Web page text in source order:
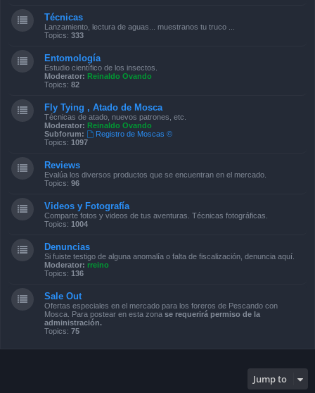
Técnicas
Lanzamiento, lectura de aguas... muestranos tu truco ...
Topics: 333
Entomología
Estudio científico de los insectos.
Moderator: Reinaldo Ovando
Topics: 82
Fly Tying , Atado de Mosca
Técnicas de atado, nuevos patrones, etc.
Moderator: Reinaldo Ovando
Subforum:
Registro de Moscas ©
Topics: 1097
Reviews
Evalúa los diversos productos que se encuentran en el mercado.
Topics: 96
Videos y Fotografía
Comparte fotos y videos de tus aventuras. Técnicas fotográficas.
Topics: 1004
Denuncias
Si fuiste testigo de alguna anomalía o falta de fiscalización, denuncia aquí.
Moderator: rreino
Topics: 136
Sale Out
Ofertas especiales en el mercado para los foreros de Pescando con
Mosca. Para postear en esta zona se requerirá permiso de la
administración.
Topics: 75
Jump to